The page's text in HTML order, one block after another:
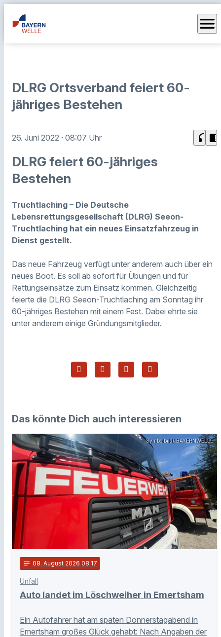
menu
DLRG Ortsverband feiert 60-
jähriges Bestehen
26. Juni 2022 · 08:07 Uhr headphones chrome_reader_mode
DLRG feiert 60-jähriges
Bestehen
Truchtlaching – Die Deutsche
Lebensrettungsgesellschaft (DLRG) Seeon-
Truchtlaching hat ein neues Einsatzfahrzeug in
Dienst gestellt.
Das neue Fahrzeug verfügt unter anderem auch über ein
neues Boot. Es soll ab sofort für Übungen und für
Rettungseinsätze zum Einsatz kommen. Gleichzeitig
feierte die DLRG Seeon-Truchtlaching am Sonntag ihr
60-jähriges Bestehen mit einem Fest. Dabei ehrte sie
unter anderem einige Gründungsmitglieder.
Das könnte Dich auch interessieren
Symbolbild/ BAYERNWELLE
notes 08. August 2026 08:17
Unfall
Auto landet im Löschweiher in Emertsham
Ein Autofahrer hat am späten Donnerstagabend in
Emertsham großes Glück gehabt: Nach Angaben der